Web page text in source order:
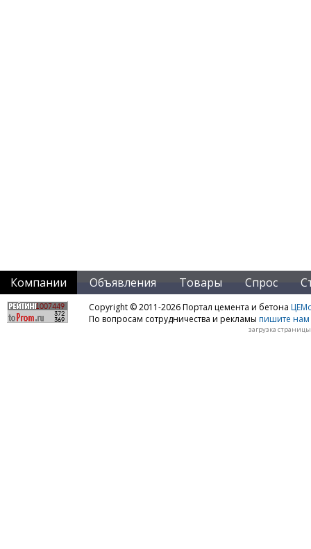
Компании Объявления Товары Спрос
Copyright © 2011-2026 Портал цемента и бетона
По вопросам сотрудничества и рекламы пишите нам
загрузка